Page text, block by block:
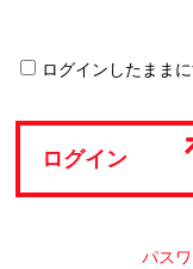
ログインしたまま
ログイン
パス